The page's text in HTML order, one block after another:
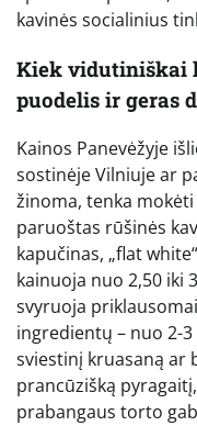
kavinės socialinius
Kiek vidutiniškai
puodelis ir geras
Kainos Panevėžyje
sostinėje Vilniuje ar
žinoma, tenka
paruoštas rūšinės
kapučinas, „flat
kainuoja nuo 2,50 iki
svyruoja
ingredientų – nuo 2-
sviestinį kruasaną ar
prancūzišką
prabangaus torto